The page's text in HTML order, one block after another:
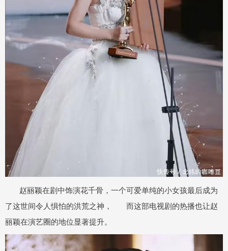
赵丽颖在剧中饰演花千骨，一个可爱单纯的小女孩最后成为
了这世间令人惧怕的洪荒之神， 而这部电视剧的热播也让赵
丽颖在演艺圈的地位显著提升。